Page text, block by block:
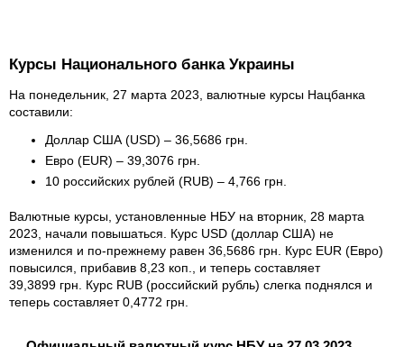
Курсы Национального банка Украины
На понедельник, 27 марта 2023, валютные курсы Нацбанка
составили:
Доллар США (USD) – 36,5686 грн.
Евро (EUR) – 39,3076 грн.
10 российских рублей (RUB) – 4,766 грн.
Валютные курсы, установленные НБУ на вторник, 28 марта
2023, начали повышаться. Курс USD (доллар США) не
изменился и по-прежнему равен 36,5686 грн. Курс EUR (Евро)
повысился, прибавив 8,23 коп., и теперь составляет
39,3899 грн. Курс RUB (российский рубль) слегка поднялся и
теперь составляет 0,4772 грн.